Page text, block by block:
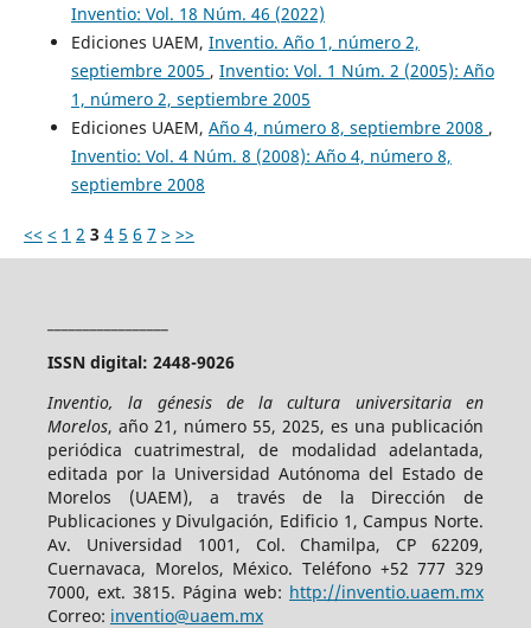
Inventio: Vol. 18 Núm. 46 (2022)
Ediciones UAEM, Inventio. Año 1, número 2,
septiembre 2005 , Inventio: Vol. 1 Núm. 2 (2005): Año
1, número 2, septiembre 2005
Ediciones UAEM, Año 4, número 8, septiembre 2008 ,
Inventio: Vol. 4 Núm. 8 (2008): Año 4, número 8,
septiembre 2008
<< < 1 2 3 4 5 6 7 > >>
ISSN digital: 2448-9026
Inventio, la génesis de la cultura universitaria en
Morelos, año 21, número 55, 2025, es una publicación
periódica cuatrimestral, de modalidad adelantada,
editada por la Universidad Autónoma del Estado de
Morelos (UAEM), a través de la Dirección de
Publicaciones y Divulgación, Edificio 1, Campus Norte.
Av. Universidad 1001, Col. Chamilpa, CP 62209,
Cuernavaca, Morelos, México. Teléfono +52 777 329
7000, ext. 3815. Página web: http://inventio.uaem.mx
Correo: inventio@uaem.mx